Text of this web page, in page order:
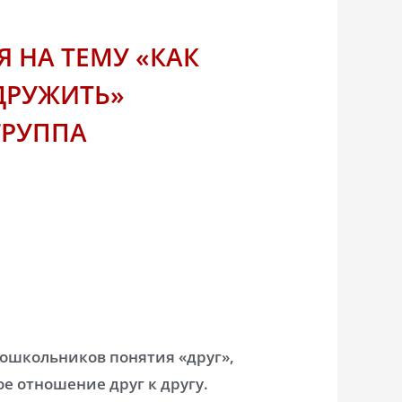
НА ТЕМУ «КАК
понятия «друг»,
отношение друг к другу.